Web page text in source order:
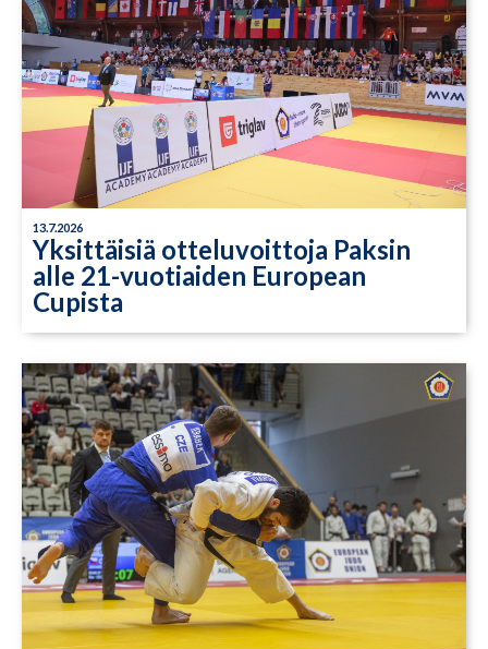
13.7.2026
Yksittäisiä otteluvoittoja Paksin
alle 21-vuotiaiden European
Cupista